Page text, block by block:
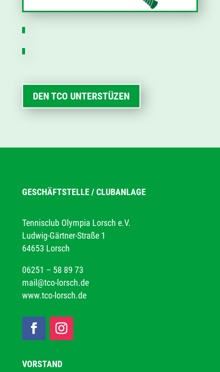
DEN TCO UNTERSTÜZEN
GESCHÄFTSTELLE / CLUBANLAGE
Tennisclub Olympia Lorsch e.V.
Ludwig-Gärtner-Straße 1
64653 Lorsch
06251 – 58 89 73
mail@tco-lorsch.de
www.tco-lorsch.de
VORSTAND